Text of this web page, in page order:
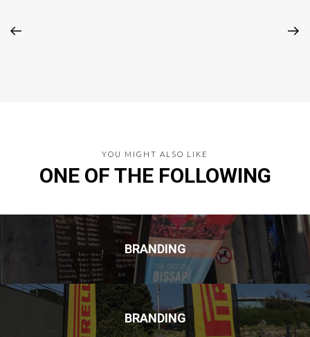
YOU MIGHT ALSO LIKE
ONE OF THE FOLLOWING
BRANDING
BRANDING